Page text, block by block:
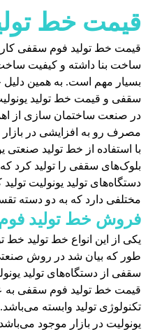
قیمت خط
قیمت خط تولید فوم‌ سقفی
ساخت بنا داشته و کیفیت
بسیار مهم است. به همین
سقفی و قیمت خط تولید
در صنعت ساختمان سازی از
مصرف رو به افزایشی در بازار
با استفاده از خط تولید
بلوک‌های سقفی را تولید کرد
دستگاه‌های تولید یونولیت
مختلفی دارد که به دو دسته
فروش خط تولید
یکی از این انواع خط تولید
طور که بیان شد در روش صنعتی
سقفی از دستگاه‌های تولید
قیمت خط تولید فوم‌ سقفی به
تکنولوژی تولید وابسته
یونولیت در بازار موجود